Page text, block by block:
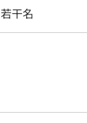
若干名